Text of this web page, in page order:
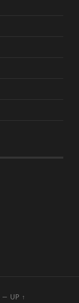
— UP ↑